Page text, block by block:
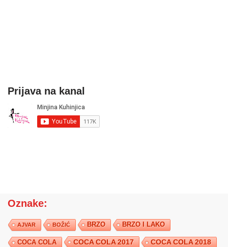
Prijava na kanal
Oznake:
AJVAR BOŽIĆ BRZO BRZO I LAKO
COCA COLA COCA COLA 2017 COCA COLA 2018